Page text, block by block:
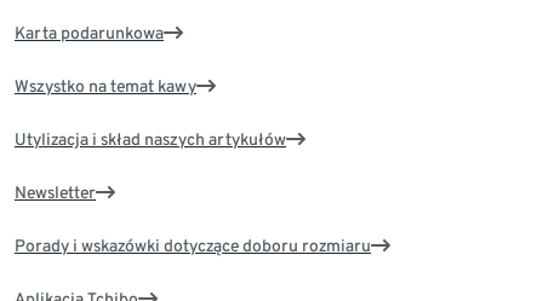
Karta podarunkowa
Wszystko na temat kawy
Utylizacja i skład naszych artykułów
Newsletter
Porady i wskazówki dotyczące doboru rozmiaru